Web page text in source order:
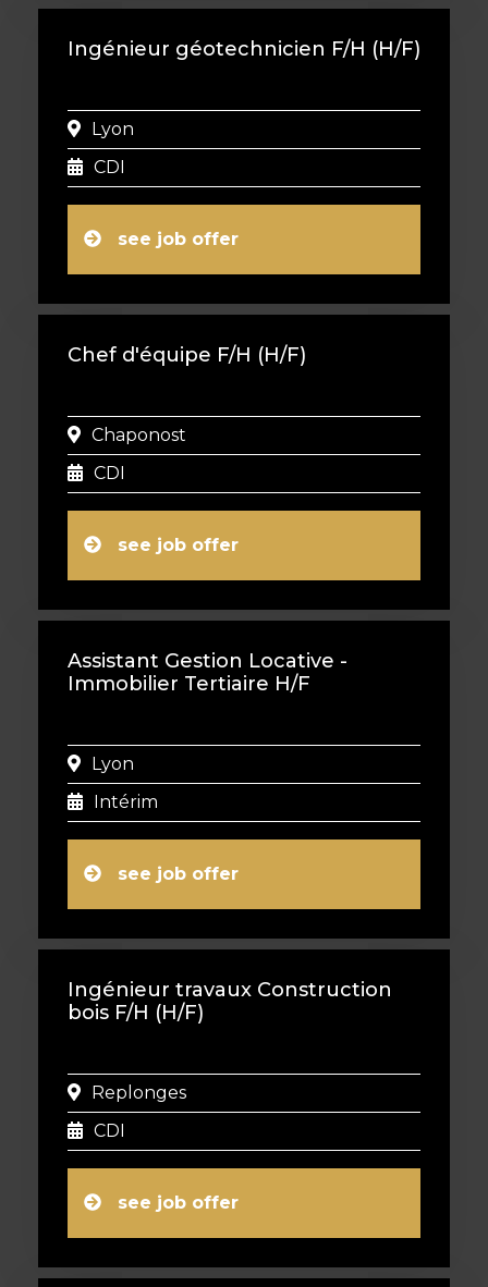
Ingénieur géotechnicien F/H (H/F)
Lyon
CDI
see job offer
Chef d'équipe F/H (H/F)
Chaponost
CDI
see job offer
Assistant Gestion Locative -
Immobilier Tertiaire H/F
Lyon
Intérim
see job offer
Ingénieur travaux Construction
bois F/H (H/F)
Replonges
CDI
see job offer